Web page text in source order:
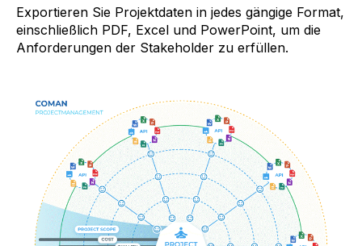
Exportieren Sie Projektdaten in jedes gängige Format,
einschließlich PDF, Excel und PowerPoint, um die
Anforderungen der Stakeholder zu erfüllen.